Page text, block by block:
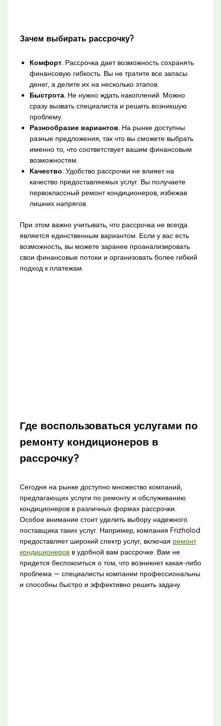
Зачем выбирать рассрочку?
Комфорт.Рассрочка дает возможность сохранять
финансовую гибкость. Вы не тратите все запасы
денег, а делите их на несколько этапов.
Быстрота.Не нужно ждать накоплений. Можно
сразу вызвать специалиста и решить возникшую
проблему.
Разнообразие вариантов.На рынке доступны
разные предложения, так что вы сможете выбрать
именно то, что соответствует вашим финансовым
возможностям.
Качество.Удобство рассрочки не влияет на
качество предоставляемых услуг. Вы получаете
первоклассный ремонт кондиционеров, избежав
лишних напрягов.
При этом важно учитывать, что рассрочка не всегда
является единственным вариантом. Если у вас есть
возможность, вы можете заранее проанализировать
свои финансовые потоки и организовать более гибкий
подход к платежам.
Где воспользоваться услугами по
ремонту кондиционеров в
рассрочку?
Сегодня на рынке доступно множество компаний,
предлагающих услуги по ремонту и обслуживанию
кондиционеров в различных формах рассрочки.
Особое внимание стоит уделить выбору надежного
поставщика таких услуг. Например, компания Frizholod
предоставляет широкий спектр услуг, включая ремонт
кондиционеровв удобной вам рассрочке. Вам не
придется беспокоиться о том, что возникнет какая-либо
проблема — специалисты компании профессиональны
и способны быстро и эффективно решить задачу.